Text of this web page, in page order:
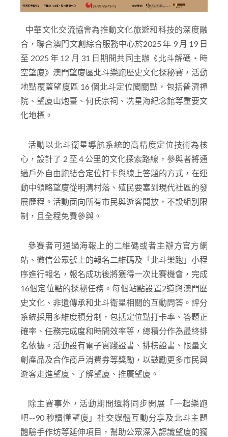
中華文化交流協會為推動文化旅遊和科技的深度融
合，聯合澳門文創綜合服務中心於2025 年 9 月 19 日
至 2025 年 12 月 31 日期間共同主辦《北斗解碼・時
空望廈》澳門望廈區北斗樂跑歷史文化探秘賽，活動
地點覆蓋望廈區 16 個北斗定位闖關點，包括普濟禪
院、望廈山炮臺、何氏宗祠、冼星海紀念館等重要文
化地標。
活動以北斗衛星導航系統的高精度定位技術為核
心，設計了 2 至 4 公里的文化探索路線，參與者將通
過戶外自由跑結合定位打卡與線上答題的方式，在運
動中領略望廈從明清村落、殖民要塞到現代社區的發
展歷程。活動面向所有市民與遊客開放，不設組別限
制，且全程免費參與。
參賽者可通過海報上的二維碼或者主辦方官方網
站、微信公眾號上的報名二維碼及「北斗樂跑」小程
序進行報名，報名成功後將獲得一次比賽機會，完成
16個定位點的探秘任務。每個站點設置2道與澳門歷
史文化、非遺傳承和北斗衛星相關的互動問答。評分
系統採用多維度積分制，包括定位點打卡率、答題正
確率、任務完成度和時間效率等，總積分作為最終排
名依據。活動設有電子實踐證書、排榜證書、限量文
創產品及合作商戶消費券等獎勵，以鼓勵更多市民與
遊客走進望廈、了解望廈、推廣望廈。
除主賽事外，活動期間還將同步開展「一起樂跑
吧--90 秒讀懂望廈」社交媒體互動分享及北斗主題
體驗手作坊等延伸項目，幫助公眾深入認識望廈的獨